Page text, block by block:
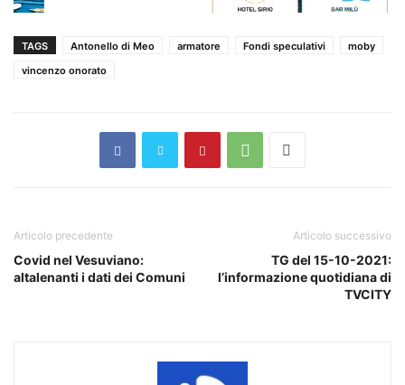
TAGS Antonello di Meo armatore Fondi speculativi
moby
vincenzo onorato
Articolo precedente
Covid nel Vesuviano:
altalenanti i dati dei Comuni
Articolo successivo
TG del 15-10-2021:
l’informazione quotidiana di
TVCITY